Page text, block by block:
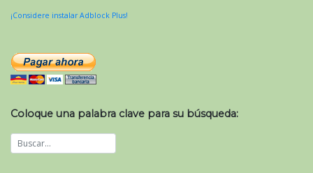
¡Considere instalar Adblock Plus!
Coloque una palabra clave para su búsqueda: